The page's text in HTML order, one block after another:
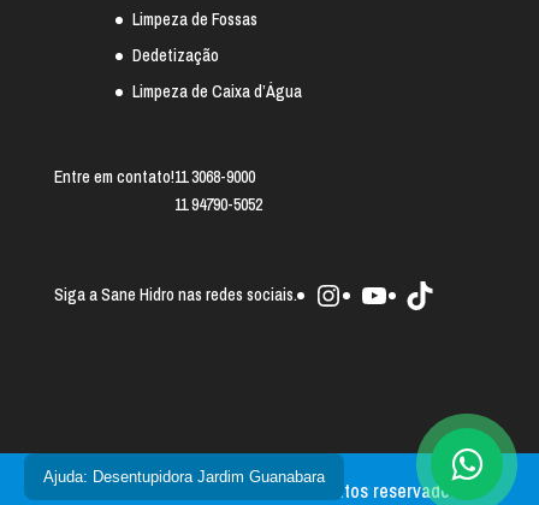
Ajuda: Desentupidora Jardim Guanabara
Limpeza de Fossas
Dedetização
Limpeza de Caixa d’Água
Entre em contato!11 3068-9000
11 94790-5052
Siga a Sane Hidro nas redes sociais. Instagram
YoutubeTikTok
Sane Hidro 2025 © - Todos os direitos reservados.